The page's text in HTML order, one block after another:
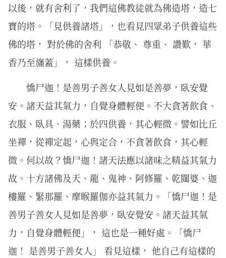
以後，就有舍利了，我們這佛教徒就為佛造塔，造七
寶的塔。「見供養諸塔」，也看見四眾弟子供養這些
佛的塔， 對於佛的舍利 「恭敬、 尊重、 讚歎， 華
香乃至旛蓋」， 這樣供養。
憍尸迦！是善男子善女人見如是善夢，臥安覺
安。諸天益其氣力，自覺身體輕便。不大貪著飲食、
衣服、臥具、湯藥；於四供養，其心輕微。譬如比丘
坐禪，從禪定起，心與定合，不貪著飲食，其心輕
微。何以故？憍尸迦！諸天法應以諸味之精益其氣力
故。十方諸佛及天、龍、鬼神、阿修羅、乾闥婆、迦
樓羅、緊那羅、摩睺羅伽亦益其氣力。「憍尸迦！是
善男子善女人見如是善夢，臥安覺安。諸天益其氣
力，自覺身體輕便」， 這也是一種好處。「憍尸
迦！ 是善男子善女人」 看見這樣， 他自己有這樣的